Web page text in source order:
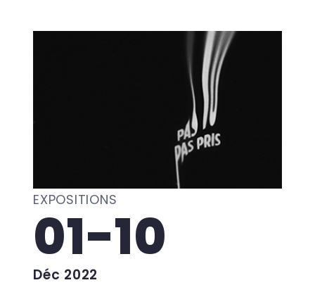
EXPOSITIONS
01-10
Déc 2022